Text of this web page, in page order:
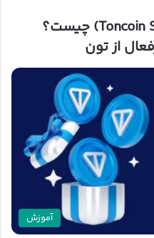
استیک تون کوین (Toncoin Staking) چیست؟
از تون
آموزش